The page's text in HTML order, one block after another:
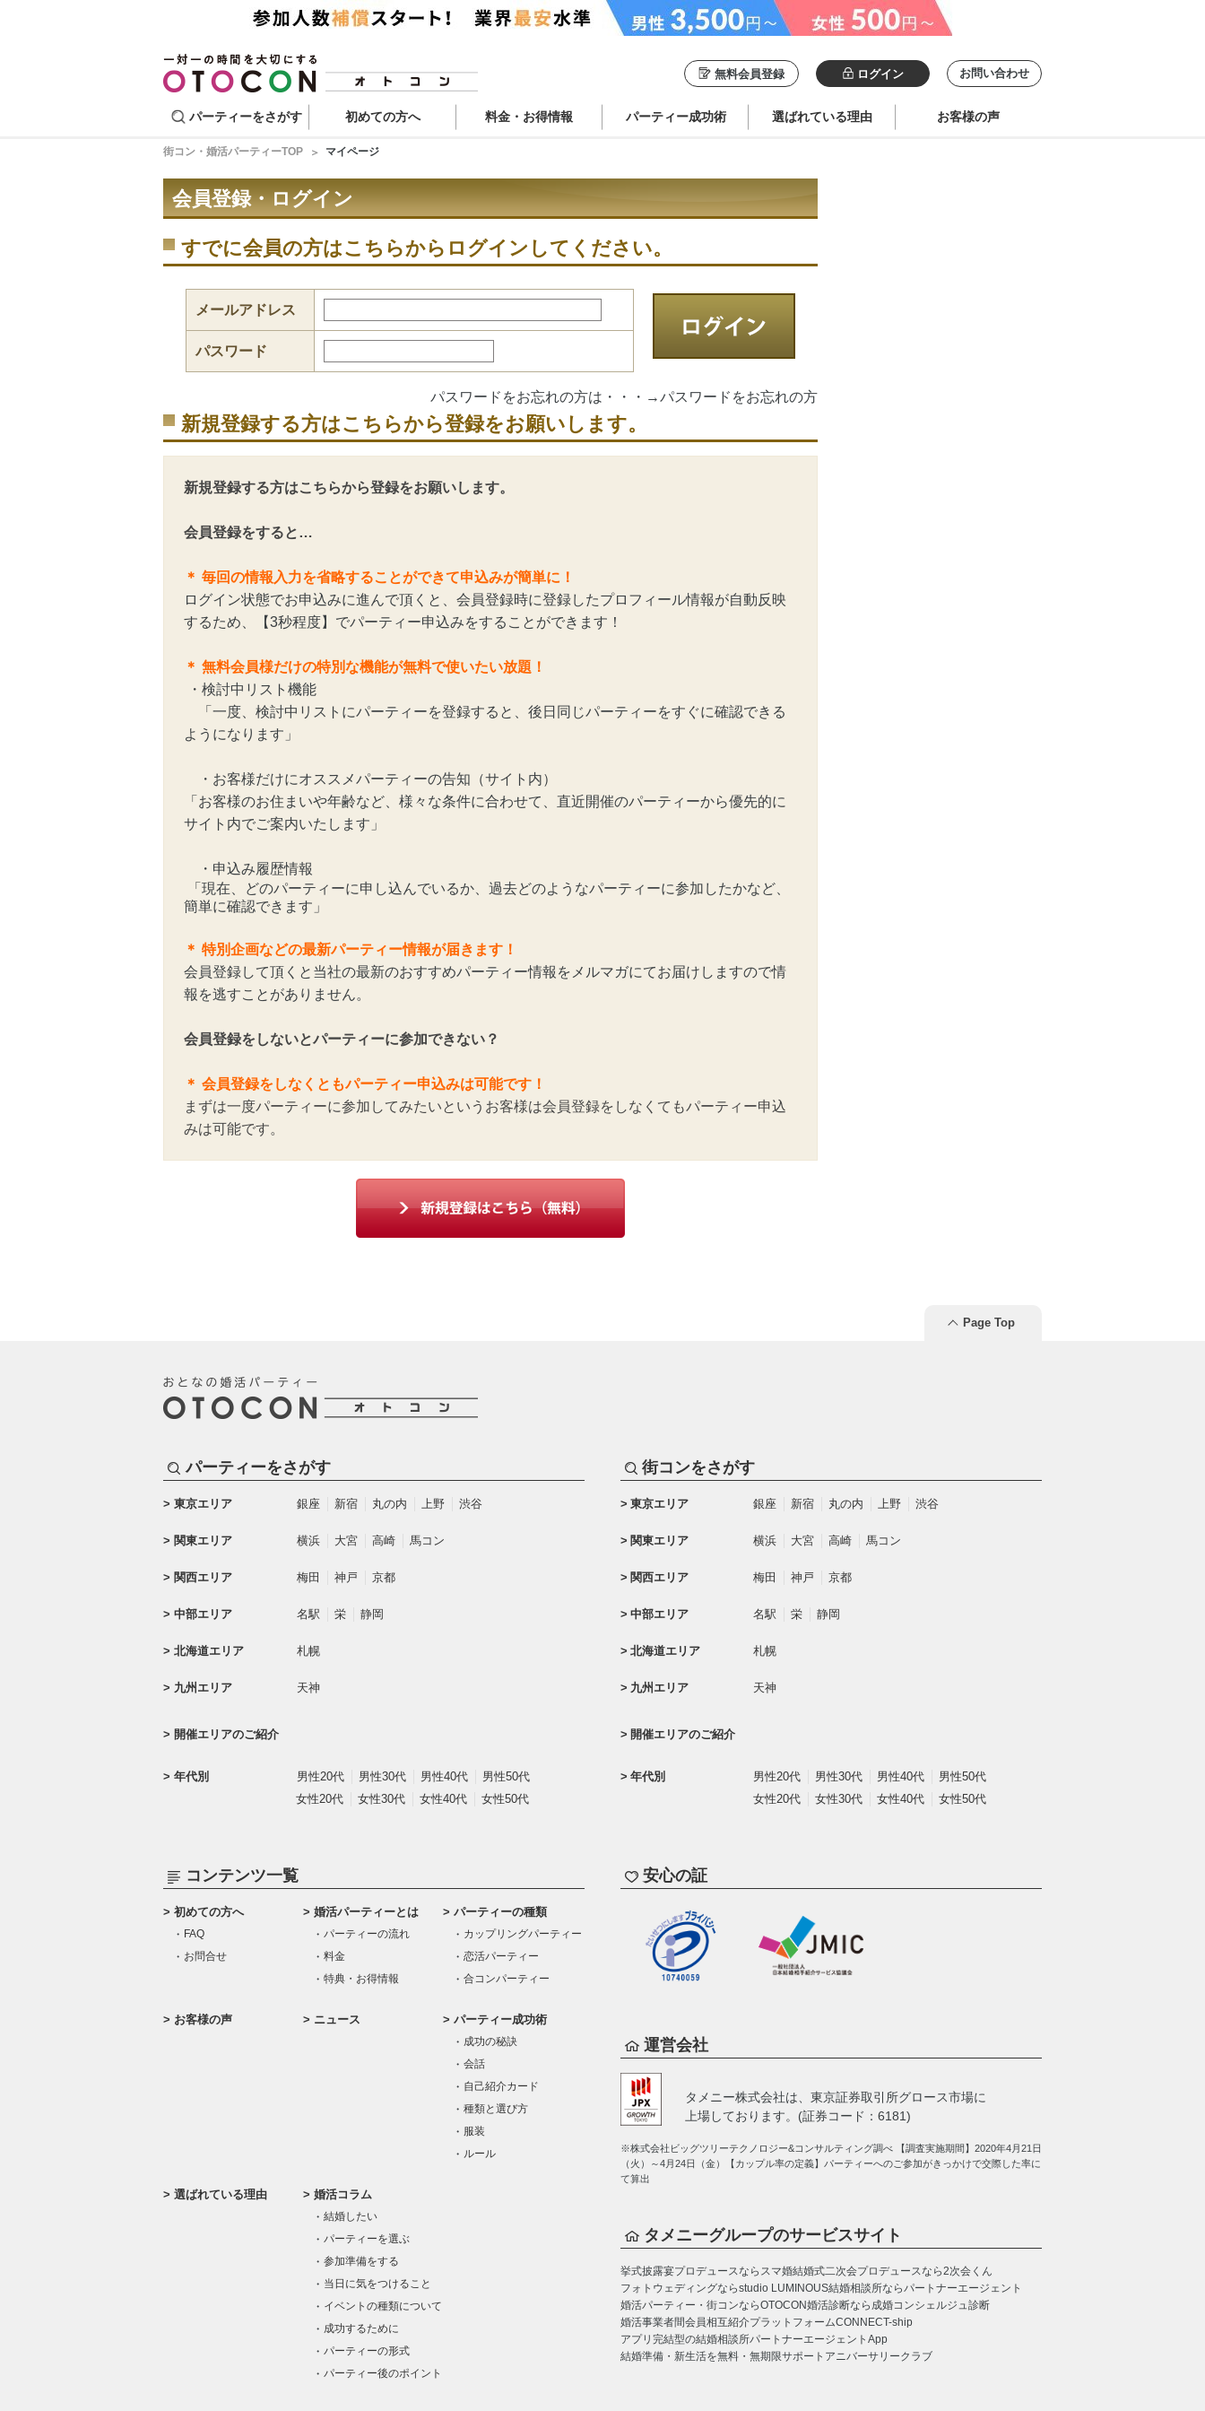
無料会員登録 ログイン お問い合わせ
パーティーをさがす 初めての方へ 料金・お得情報 パーティー成功術 選ばれている理由 お客様の声
街コン・婚活パーティーTOP マイページ
会員登録・ログイン
すでに会員の方はこちらからログインしてください。
メールアドレス
パスワード
パスワードをお忘れの方は・・・→パスワードをお忘れの方
新規登録する方はこちらから登録をお願いします。
新規登録する方はこちらから登録をお願いします。
会員登録をすると…
＊ 毎回の情報入力を省略することができて申込みが簡単に！
ログイン状態でお申込みに進んで頂くと、会員登録時に登録したプロフィール情報が自動反映
するため、【3秒程度】でパーティー申込みをすることができます！
＊ 無料会員様だけの特別な機能が無料で使いたい放題！
・検討中リスト機能
「一度、検討中リストにパーティーを登録すると、後日同じパーティーをすぐに確認できる
ようになります」
・お客様だけにオススメパーティーの告知（サイト内）
「お客様のお住まいや年齢など、様々な条件に合わせて、直近開催のパーティーから優先的に
サイト内でご案内いたします」
・申込み履歴情報
「現在、どのパーティーに申し込んでいるか、過去どのようなパーティーに参加したかなど、
簡単に確認できます」
＊ 特別企画などの最新パーティー情報が届きます！
会員登録して頂くと当社の最新のおすすめパーティー情報をメルマガにてお届けしますので情
報を逃すことがありません。
会員登録をしないとパーティーに参加できない？
＊ 会員登録をしなくともパーティー申込みは可能です！
まずは一度パーティーに参加してみたいというお客様は会員登録をしなくてもパーティー申込
みは可能です。
Page Top
パーティーをさがす
東京エリア 銀座 新宿 丸の内 上野 渋谷
関東エリア 横浜 大宮 高崎 馬コン
関西エリア 梅田 神戸 京都
中部エリア 名駅 栄 静岡
北海道エリア 札幌
九州エリア 天神
開催エリアのご紹介
年代別 男性20代 男性30代 男性40代
男性50代
女性20代
女性30代 女性40代 女性50代
街コンをさがす
東京エリア 銀座 新宿 丸の内 上野 渋谷
関東エリア 横浜 大宮 高崎 馬コン
関西エリア 梅田 神戸 京都
中部エリア 名駅 栄 静岡
北海道エリア 札幌
九州エリア 天神
開催エリアのご紹介
年代別 男性20代 男性30代 男性40代
男性50代
女性20代
女性30代 女性40代 女性50代
コンテンツ一覧
初めての方へ
FAQ
お問合せ
婚活パーティーとは
パーティーの流れ
料金
特典・お得情報
パーティーの種類
カップリングパーティー
恋活パーティー
合コンパーティー
お客様の声 ニュース パーティー成功術
成功の秘訣
会話
自己紹介カード
種類と選び方
服装
ルール
選ばれている理由 婚活コラム
結婚したい
パーティーを選ぶ
参加準備をする
当日に気をつけること
イベントの種類について
成功するために
パーティーの形式
パーティー後のポイント
安心の証
運営会社
タメニー株式会社は、 東京証券取引所グロース市場に
上場しております。(証券コード：6181)
※株式会社ビッグツリーテクノロジー&コンサルティング調べ 【調査実施期間】2020年4月21日
（火）～4月24日（金）【カップル率の定義】パーティーへのご参加がきっかけで交際した率に
て算出
タメニーグループのサービスサイト
挙式披露宴プロデュースならスマ婚結婚式二次会プロデュースなら2次会くん
フォトウェディングならstudio LUMINOUS結婚相談所ならパートナーエージェント
婚活パーティー・街コンならOTOCON婚活診断なら成婚コンシェルジュ診断
婚活事業者間会員相互紹介プラットフォームCONNECT-ship
アプリ完結型の結婚相談所パートナーエージェントApp
結婚準備・新生活を無料・無期限サポートアニバーサリークラブ